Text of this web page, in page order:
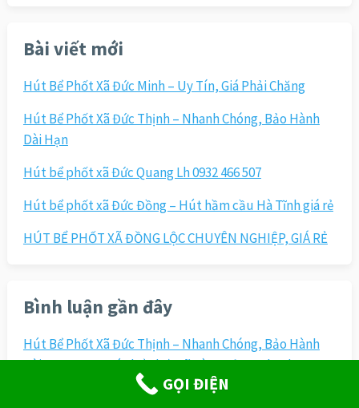
Bài viết mới
Hút Bể Phốt Xã Đức Minh – Uy Tín, Giá Phải Chăng
Hút Bể Phốt Xã Đức Thịnh – Nhanh Chóng, Bảo Hành
Dài Hạn
Hút bể phốt xã Đức Quang Lh 0932 466 507
Hút bể phốt xã Đức Đồng – Hút hầm cầu Hà Tĩnh giá rẻ
HÚT BỂ PHỐT XÃ ĐỒNG LỘC CHUYÊN NGHIỆP, GIÁ RẺ
Bình luận gần đây
Hút Bể Phốt Xã Đức Thịnh – Nhanh Chóng, Bảo Hành
Dài HạntrongHút bể phốt xã Tùng Lộc – Nhanh
GỌI ĐIỆN